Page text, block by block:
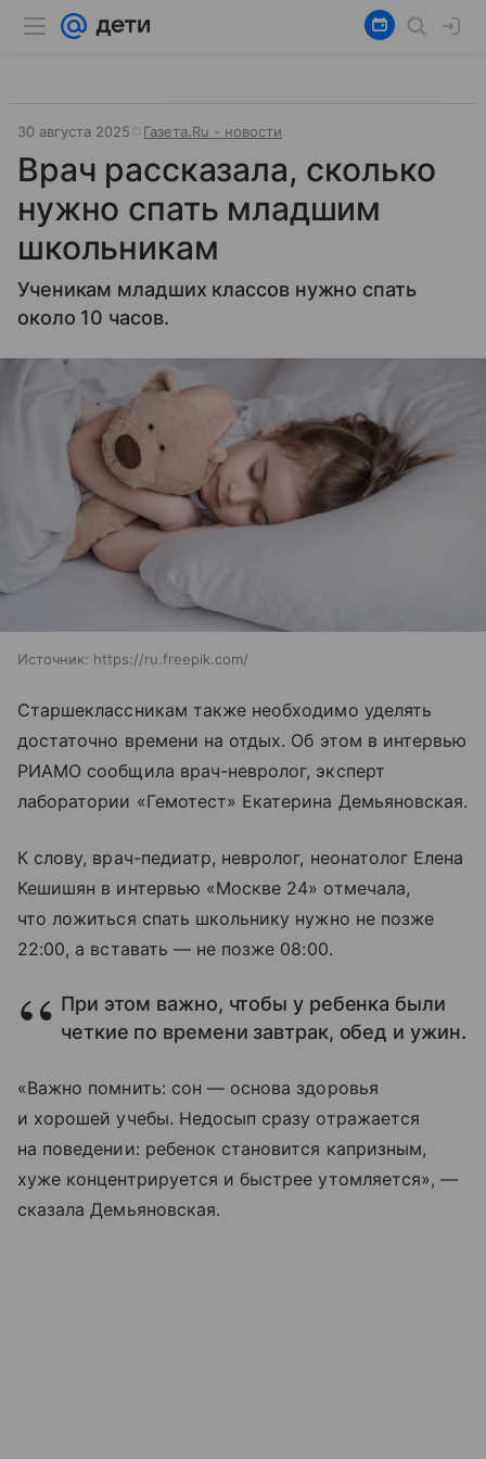
30 августа 2025 Газета.Ru - новости
Врач рассказала, сколько
нужно спать младшим
школьникам
Ученикам младших классов нужно спать
около 10 часов.
Источник: https://ru.freepik.com/
Старшеклассникам также необходимо уделять
достаточно времени на отдых. Об этом в интервью
РИАМО сообщила врач-невролог, эксперт
лаборатории «Гемотест» Екатерина Демьяновская.
К слову, врач-педиатр, невролог, неонатолог Елена
Кешишян в интервью «Москве 24» отмечала,
что ложиться спать школьнику нужно не позже
22:00, а вставать — не позже 08:00.
При этом важно, чтобы у ребенка были
четкие по времени завтрак, обед и ужин.
«Важно помнить: сон — основа здоровья
и хорошей учебы. Недосып сразу отражается
на поведении: ребенок становится капризным,
хуже концентрируется и быстрее утомляется», —
сказала Демьяновская.